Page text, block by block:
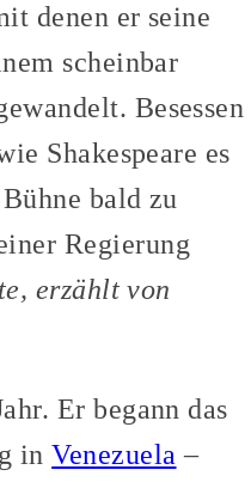
denen er seine
scheinbar
Besessen
Shakespeare es
bald zu
Regierung
erzählt von
Er begann das
inVenezuela –